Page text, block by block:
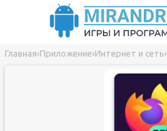
Главная›Приложение›Интернет и сеть›